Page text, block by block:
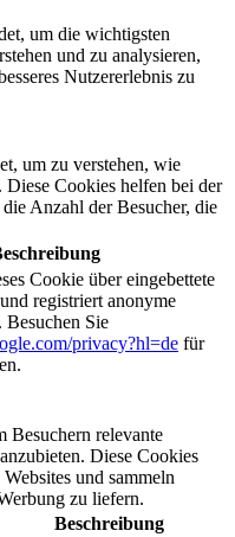
um die wichtigsten
und zu analysieren,
Nutzererlebnis zu
um zu verstehen, wie
Diese Cookies helfen bei der
Anzahl der Besucher, die
Cookie über eingebettete
registriert anonyme
Besuchen Sie
privacy?hl=de für
Besuchern relevante
Diese Cookies
und sammeln
zu liefern.
Beschreibung